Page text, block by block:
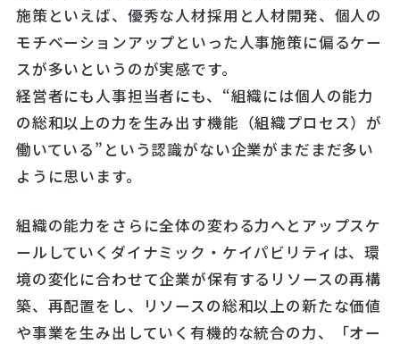
施策といえば、優秀な人材採用と人材開発、個人の
モチベーションアップといった人事施策に偏るケー
スが多いというのが実感です。
経営者にも人事担当者にも、“組織には個人の能力
の総和以上の力を生み出す機能（組織プロセス）が
働いている”という認識がない企業がまだまだ多い
ように思います。
組織の能力をさらに全体の変わる力へとアップスケ
ールしていくダイナミック・ケイパビリティは、環
境の変化に合わせて企業が保有するリソースの再構
築、再配置をし、リソースの総和以上の新たな価値
や事業を生み出していく有機的な統合の力、「オー